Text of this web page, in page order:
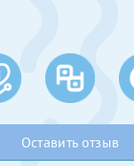
Оставить отзыв